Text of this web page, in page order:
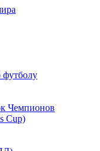
Чемпионов
Cup)